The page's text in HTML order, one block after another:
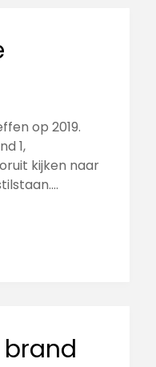
op 2019.
1,
kijken naar